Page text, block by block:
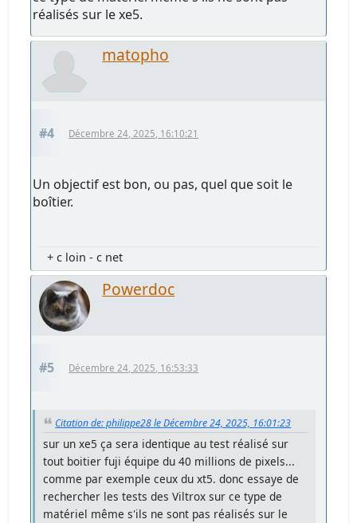
réalisés sur le xe5.
matopho
#4 Décembre 24, 2025, 16:10:21
Un objectif est bon, ou pas, quel que soit le
boîtier.
+ c loin - c net
Powerdoc
#5 Décembre 24, 2025, 16:53:33
Citation de: philippe28 le Décembre 24, 2025, 16:01:23
sur un xe5 ça sera identique au test réalisé sur
tout boitier fuji équipe du 40 millions de pixels...
comme par exemple ceux du xt5. donc essaye de
rechercher les tests des Viltrox sur ce type de
matériel même s'ils ne sont pas réalisés sur le